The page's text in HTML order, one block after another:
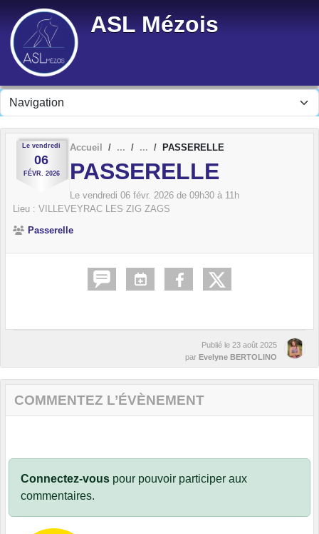
ASL Mézois
Le vendredi
06
FÉVR. 2026
Accueil PASSERELLE
PASSERELLE
Le vendredi 06 févr. 2026 de 09h30 à 11h
Lieu : VILLEVEYRAC LES ZIG ZAGS
Passerelle
Publié le 23 août 2025
par Evelyne BERTOLINO
COMMENTEZ L’ÉVÈNEMENT
Connectez-vous pour pouvoir participer aux
commentaires.
Panneau de gestion des cookies